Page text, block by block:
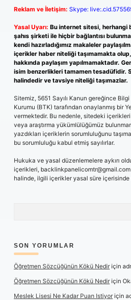
Reklam ve İletişim: Skype:
Yasal Uyarı: Bu internet sitesi, herhangi
şahıs şirketi ile hiçbir bağlantısı
kendi hazırladığımız makaleler
içerikler haber niteliği taşımamakta
hakkında paylaşım yapılmamaktadır.
isim benzerlikleri tamamen tesadüfidir.
halindedir ve tavsiye niteliği taşımazlar.
Sitemiz, 5651 Sayılı Kanun gereğince
Kurumu (BTK) tarafından onaylanmış bir
vermektedir. Bu nedenle, sitedeki
veya araştırma yükümlülüğümüz
yazdıkları içeriklerin sorumluluğunu
bu sorumluluğu kabul etmiş sayılırlar.
Hukuka ve yasal düzenlemelere aykırı
içerikleri, backlinkpanelicomtr@gmail.com
halinde, ilgili içerikler yasal süre içerisinde
SON YORUMLAR
Öğretmen Sözcüğünün Kökü Nediriçin
Öğretmen Sözcüğünün Kökü Nediriçin
Meslek Lisesi Ne Kadar Puan Istiyoriçin